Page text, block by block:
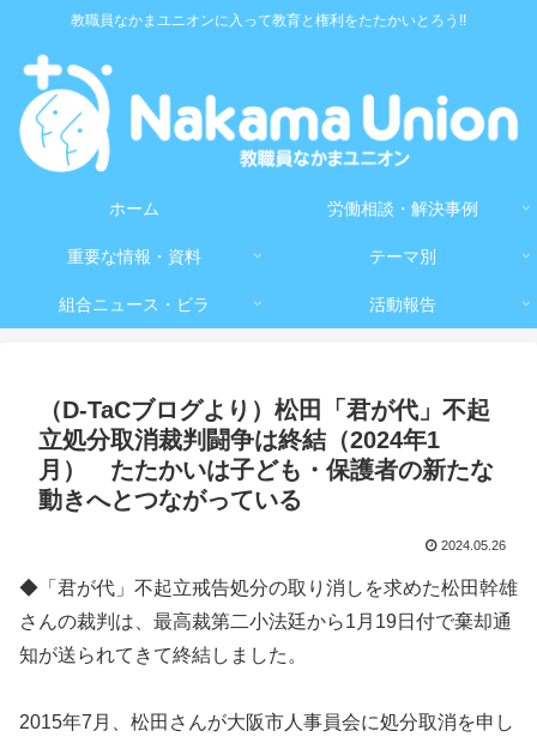
教職員なかまユニオンに入って教育と権利をたたかいとろう!!
ホーム 労働相談・解決事例
重要な情報・資料 テーマ別
組合ニュース・ビラ 活動報告
（D-TaCブログより）松田「君が代」不起
立処分取消裁判闘争は終結（2024年1
月） たたかいは子ども・保護者の新たな
動きへとつながっている
2024.05.26
◆「君が代」不起立戒告処分の取り消しを求めた松田幹雄
さんの裁判は、最高裁第二小法廷から1月19日付で棄却通
知が送られてきて終結しました。
2015年7月、松田さんが大阪市人事員会に処分取消を申し